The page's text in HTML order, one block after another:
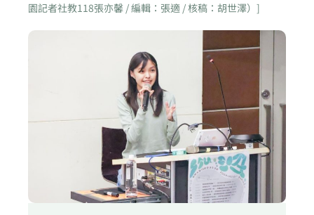
園記者社教118張亦馨 / 編輯：張適 / 核稿：胡世澤）]